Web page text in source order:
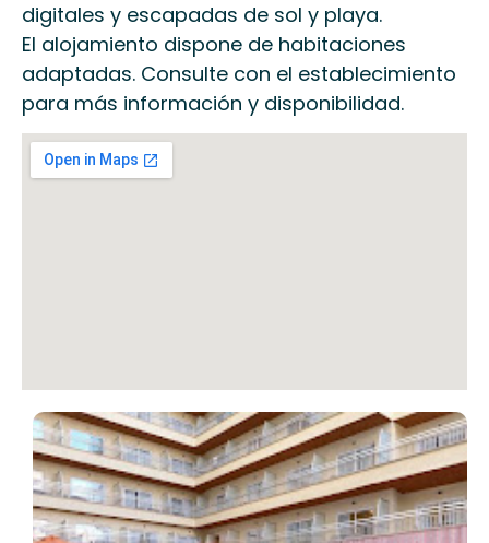
digitales y escapadas de sol y playa.
El alojamiento dispone de habitaciones
adaptadas. Consulte con el establecimiento
para más información y disponibilidad.